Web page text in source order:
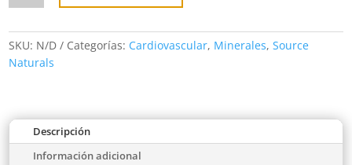
mg
caps)
cantidad
SKU: N/D Categorías: Cardiovascular, Minerales,Source
Naturals
Descripción
Información adicional